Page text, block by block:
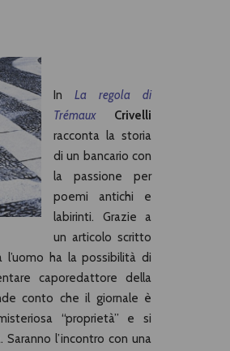
In La regola di
Trémaux
Crivelli
racconta la storia
di un bancario con
la passione per
poemi antichi e
labirinti. Grazie a
un articolo scritto
ha la possibilità di
caporedattore della
conto che il giornale è
“proprietà” e si
Saranno l’incontro con una